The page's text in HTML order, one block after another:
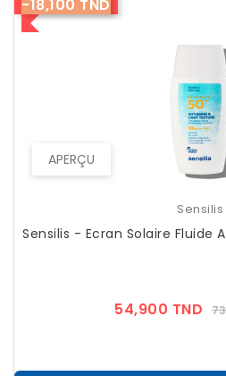
APERÇU
-18,100 TND
Sensilis
Sensilis - Ecran Solaire Fluide
54,900 TND